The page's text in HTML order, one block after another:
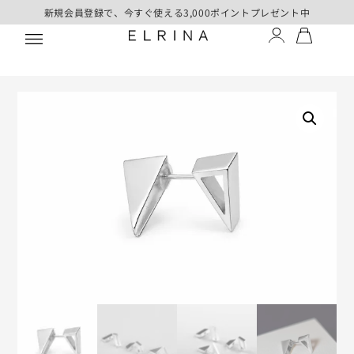
新規会員登録で、今すぐ使える3,000ポイントプレゼント中